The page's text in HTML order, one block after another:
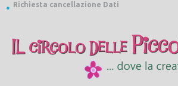
Richiesta cancellazione Dati